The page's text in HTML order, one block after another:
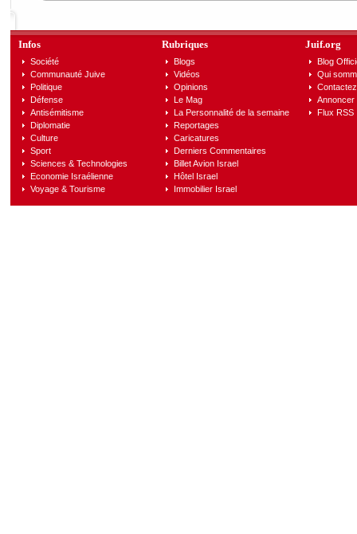
Infos
Société
Communauté Juive
Politique
Défense
Antisémitisme
Diplomatie
Culture
Sport
Sciences & Technologies
Economie Israélienne
Voyage & Tourisme
Rubriques
Blogs
Vidéos
Opinions
Le Mag
La Personnalité de la semaine
Reportages
Caricatures
Derniers Commentaires
Billet Avion Israel
Hôtel Israel
Immobilier Israel
Juif.org
Blog
Qui
Annoncer
Flux RSS